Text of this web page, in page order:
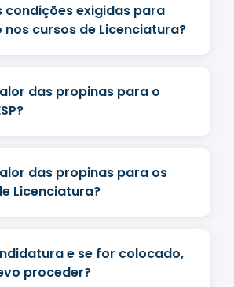
condições exigidas para
nos cursos de Licenciatura?
das propinas para o
das propinas para os
Licenciatura?
e se for colocado,
proceder?